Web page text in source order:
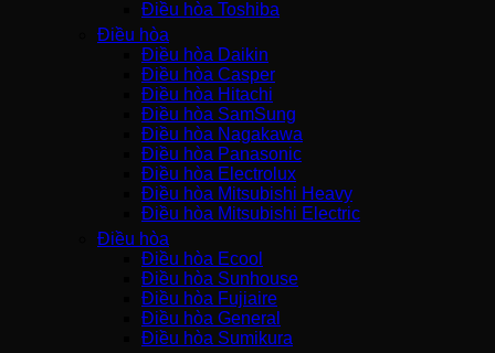
Điều hòa Toshiba
Điều hòa
Điều hòa Daikin
Điều hòa Casper
Điều hòa Hitachi
Điều hòa SamSung
Điều hòa Nagakawa
Điều hòa Panasonic
Điều hòa Electrolux
Điều hòa Mitsubishi Heavy
Điều hòa Mitsubishi Electric
Điều hòa
Điều hòa Ecool
Điều hòa Sunhouse
Điều hòa Fujiaire
Điều hòa General
Điều hòa Sumikura